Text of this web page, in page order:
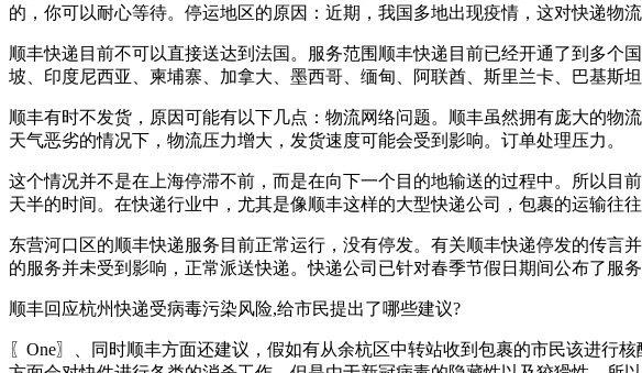
的，你可以耐心等待。停运地区的原因：近期，我国多地出现疫情，这对快递物
顺丰快递目前不可以直接送达到法国。服务范围顺丰快递目前已经开通了到多
坡、印度尼西亚、柬埔寨、加拿大、墨西哥、缅甸、阿联酋、斯里兰卡、巴基斯坦
顺丰有时不发货，原因可能有以下几点：物流网络问题。顺丰虽然拥有庞大的
天气恶劣的情况下，物流压力增大，发货速度可能会受到影响。订单处理压力。
这个情况并不是在上海停滞不前，而是在向下一个目的地输送的过程中。所以目
天半的时间。在快递行业中，尤其是像顺丰这样的大型快递公司，包裹的运输往往
东营河口区的顺丰快递服务目前正常运行，没有停发。有关顺丰快递停发的传言
的服务并未受到影响，正常派送快递。快递公司已针对春季节假日期间公布了服
顺丰回应杭州快递受病毒污染风险,给市民提出了哪些建议?
〖One〗、同时顺丰方面还建议，假如有从余杭区中转站收到包裹的市民该进行